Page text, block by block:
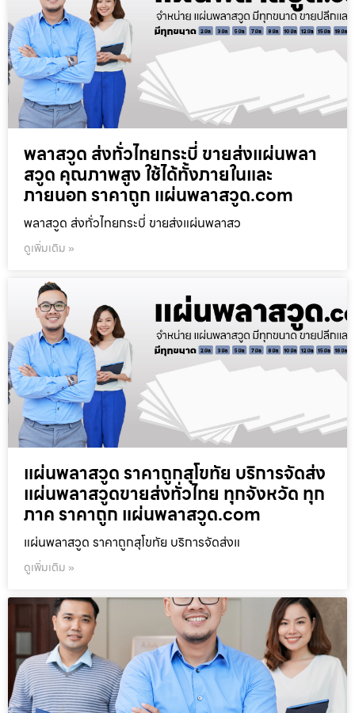
พลาสวูด ส่งทั่วไทยกระบี่ ขายส่งแผ่นพลา
สวูด คุณภาพสูง ใช้ได้ทั้งภายในและ
ภายนอก ราคาถูก แผ่นพลาสวูด.com
พลาสวูด ส่งทั่วไทยกระบี่ ขายส่งแผ่นพลาสว
ดูเพิ่มเติม »
แผ่นพลาสวูด ราคาถูกสุโขทัย บริการจัดส่ง
แผ่นพลาสวูดขายส่งทั่วไทย ทุกจังหวัด ทุก
ภาค ราคาถูก แผ่นพลาสวูด.com
แผ่นพลาสวูด ราคาถูกสุโขทัย บริการจัดส่งแ
ดูเพิ่มเติม »